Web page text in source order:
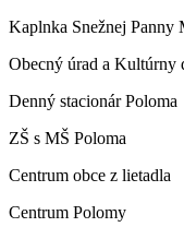
Kaplnka Snežnej Panny
Obecný úrad a Kultúrny
Denný stacionár Poloma
ZŠ s MŠ Poloma
Centrum obce z lietadla
Centrum Polomy